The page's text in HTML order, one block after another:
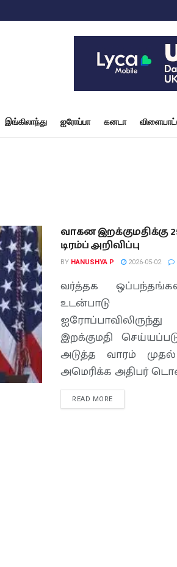
இங்கிலாந்து ஐரோப்பா கனடா
வாகன இறக்குமதிக்கு
டிரம்ப் அறிவிப்பு
BY HANUSHYA P 2026-05-02
வர்த்தக
உடன்பாடு
இறக்குமதி
அடுத்த வாரம் முதல்
அமெரிக்க அதிபர்
READ MORE